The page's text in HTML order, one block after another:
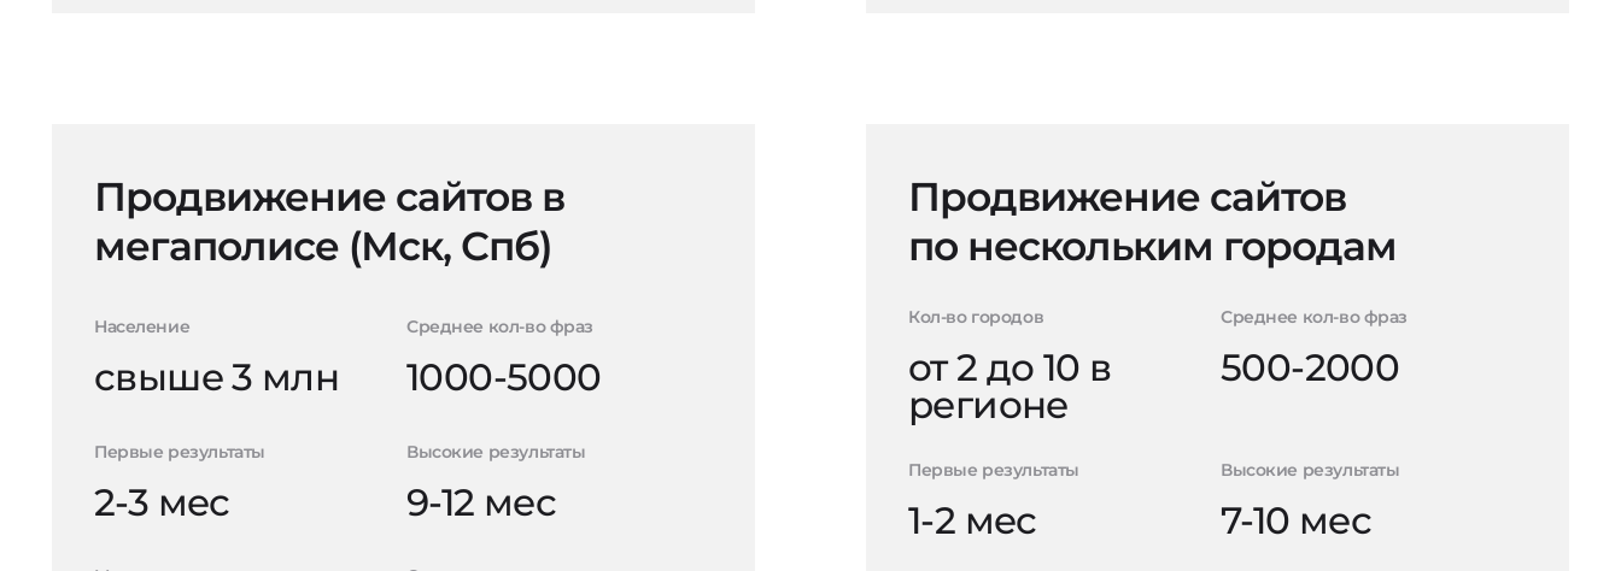
Продвижение сайтов в
мегаполисе (Мск, Спб)
Население
свыше 3 млн
Среднее кол-во фраз
1000-5000
Первые результаты
2-3 мес
Высокие результаты
9-12 мес
Продвижение сайтов
по нескольким городам
Кол-во городов
от 2 до 10 в
регионе
Среднее кол-во фраз
500-2000
Первые результаты
1-2 мес
Высокие результаты
7-10 мес